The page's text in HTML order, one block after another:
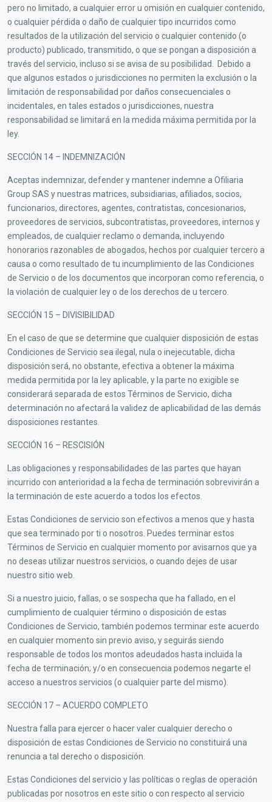
pero no limitado, a cualquier error u omisión en cualquier contenido,
o cualquier pérdida o daño de cualquier tipo incurridos como
resultados de la utilización del servicio o cualquier contenido (o
producto) publicado, transmitido, o que se pongan a disposición a
través del servicio, incluso si se avisa de su posibilidad. Debido a
que algunos estados o jurisdicciones no permiten la exclusión o la
limitación de responsabilidad por daños consecuenciales o
incidentales, en tales estados o jurisdicciones, nuestra
responsabilidad se limitará en la medida máxima permitida por la
ley.
SECCIÓN 14 – INDEMNIZACIÓN
Aceptas indemnizar, defender y mantener indemne a Ofiliaria
Group SAS y nuestras matrices, subsidiarias, afiliados, socios,
funcionarios, directores, agentes, contratistas, concesionarios,
proveedores de servicios, subcontratistas, proveedores, internos y
empleados, de cualquier reclamo o demanda, incluyendo
honorarios razonables de abogados, hechos por cualquier tercero a
causa o como resultado de tu incumplimiento de las Condiciones
de Servicio o de los documentos que incorporan como referencia, o
la violación de cualquier ley o de los derechos de u tercero.
SECCIÓN 15 – DIVISIBILIDAD
En el caso de que se determine que cualquier disposición de estas
Condiciones de Servicio sea ilegal, nula o inejecutable, dicha
disposición será, no obstante, efectiva a obtener la máxima
medida permitida por la ley aplicable, y la parte no exigible se
considerará separada de estos Términos de Servicio, dicha
determinación no afectará la validez de aplicabilidad de las demás
disposiciones restantes.
SECCIÓN 16 – RESCISIÓN
Las obligaciones y responsabilidades de las partes que hayan
incurrido con anterioridad a la fecha de terminación sobrevivirán a
la terminación de este acuerdo a todos los efectos.
Estas Condiciones de servicio son efectivos a menos que y hasta
que sea terminado por ti o nosotros. Puedes terminar estos
Términos de Servicio en cualquier momento por avisarnos que ya
no deseas utilizar nuestros servicios, o cuando dejes de usar
nuestro sitio web.
Si a nuestro juicio, fallas, o se sospecha que ha fallado, en el
cumplimiento de cualquier término o disposición de estas
Condiciones de Servicio, también podemos terminar este acuerdo
en cualquier momento sin previo aviso, y seguirás siendo
responsable de todos los montos adeudados hasta incluida la
fecha de terminación; y/o en consecuencia podemos negarte el
acceso a nuestros servicios (o cualquier parte del mismo).
SECCIÓN 17 – ACUERDO COMPLETO
Nuestra falla para ejercer o hacer valer cualquier derecho o
disposición de estas Condiciones de Servicio no constituirá una
renuncia a tal derecho o disposición.
Estas Condiciones del servicio y las políticas o reglas de operación
publicadas por nosotros en este sitio o con respecto al servicio